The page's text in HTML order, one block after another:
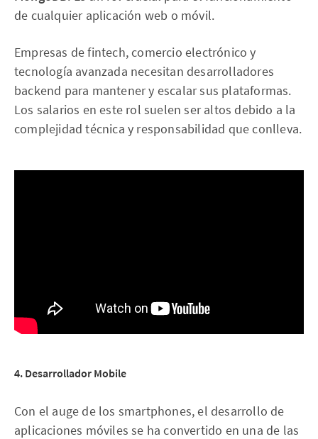
de cualquier aplicación web o móvil.
Empresas de fintech, comercio electrónico y
tecnología avanzada necesitan desarrolladores
backend para mantener y escalar sus plataformas.
Los salarios en este rol suelen ser altos debido a la
complejidad técnica y responsabilidad que conlleva.
4. Desarrollador Mobile
Con el auge de los smartphones, el desarrollo de
aplicaciones móviles se ha convertido en una de las